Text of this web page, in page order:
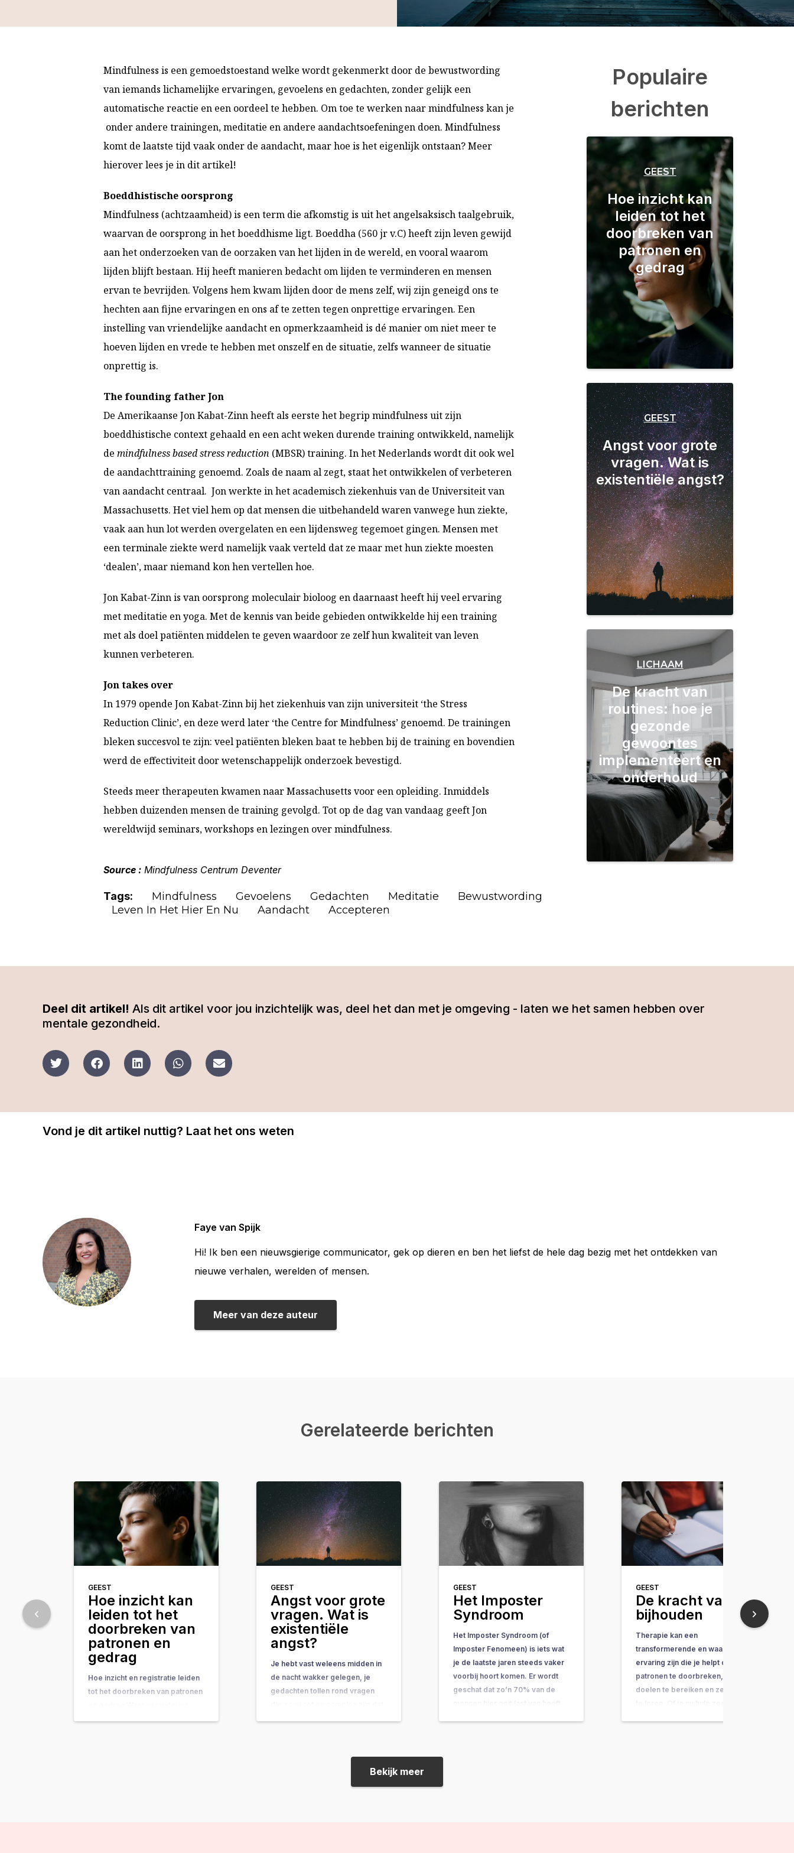
Mindfulness is een gemoedstoestand welke wordt gekenmerkt door de bewustwording
van iemands lichamelijke ervaringen, gevoelens en gedachten, zonder gelijk een
automatische reactie en een oordeel te hebben. Om toe te werken naar mindfulness kan je
onder andere trainingen, meditatie en andere aandachtsoefeningen doen. Mindfulness
komt de laatste tijd vaak onder de aandacht, maar hoe is het eigenlijk ontstaan? Meer
hierover lees je in dit artikel!
Boeddhistische oorsprong
Mindfulness (achtzaamheid) is een term die afkomstig is uit het angelsaksisch taalgebruik,
waarvan de oorsprong in het boeddhisme ligt. Boeddha (560 jr v.C) heeft zijn leven gewijd
aan het onderzoeken van de oorzaken van het lijden in de wereld, en vooral waarom
lijden blijft bestaan. Hij heeft manieren bedacht om lijden te verminderen en mensen
ervan te bevrijden. Volgens hem kwam lijden door de mens zelf, wij zijn geneigd ons te
hechten aan fijne ervaringen en ons af te zetten tegen onprettige ervaringen. Een
instelling van vriendelijke aandacht en opmerkzaamheid is dé manier om niet meer te
hoeven lijden en vrede te hebben met onszelf en de situatie, zelfs wanneer de situatie
onprettig is.
The founding father Jon
De Amerikaanse Jon Kabat-Zinnheeft als eerste het begrip mindfulness uit zijn
boeddhistische context gehaald en een acht weken durende training ontwikkeld, namelijk
de mindfulness based stress reduction (MBSR) training. In het Nederlands wordt dit ook wel
de aandachttraining genoemd. Zoals de naam al zegt, staat het ontwikkelen of verbeteren
van aandacht centraal. Jon werkte in het academisch ziekenhuis van de Universiteit van
Massachusetts. Het viel hem op dat mensen die uitbehandeld waren vanwege hun ziekte,
vaak aan hun lot werden overgelaten en een lijdensweg tegemoet gingen. Mensen met
een terminale ziekte werd namelijk vaak verteld dat ze maar met hun ziekte moesten
‘dealen’, maar niemand kon hen vertellen hoe.
Jon Kabat-Zinn is van oorsprong moleculair bioloog en daarnaast heeft hij veel ervaring
met meditatie en yoga. Met de kennis van beide gebieden ontwikkelde hij een training
met als doel patiënten middelen te geven waardoor ze zelf hun kwaliteit van leven
kunnen verbeteren.
Jon takes over
In 1979 opende Jon Kabat-Zinn bij het ziekenhuis van zijn universiteit ‘the Stress
Reduction Clinic’, en deze werd later ‘the Centre for Mindfulness’ genoemd. De trainingen
bleken succesvol te zijn: veel patiënten bleken baat te hebben bij de training en bovendien
werd de effectiviteit door wetenschappelijk onderzoek bevestigd.
Steeds meer therapeuten kwamen naar Massachusetts voor een opleiding. Inmiddels
hebben duizenden mensen de training gevolgd. Tot op de dag van vandaag geeft Jon
wereldwijd seminars, workshops en lezingen over mindfulness.
Source : Mindfulness Centrum Deventer
Tags: Mindfulness Gevoelens Gedachten Meditatie
Bewustwording
Leven In Het Hier En Nu
Aandacht Accepteren
Populaire
berichten
GEEST
Hoe inzicht kan
leiden tot het
doorbreken van
patronen en
gedrag
GEEST
Angst voor grote
vragen. Wat is
existentiële angst?
LICHAAM
De kracht van
routines: hoe je
gezonde
gewoontes
implementeert en
onderhoud
Deel dit artikel! Als dit artikel voor jou inzichtelijk was, deel het dan met je omgeving - laten we het samen hebben over
mentale gezondheid.
Vond je dit artikel nuttig? Laat het ons weten
Faye van Spijk
Hi! Ik ben een nieuwsgierige communicator, gek op dieren en ben het liefst de hele dag bezig met het ontdekken van
nieuwe verhalen, werelden of mensen.
Meer van deze auteur
Gerelateerde berichten
GEEST
Hoe inzicht kan
leiden tot het
doorbreken van
patronen en
gedrag
Hoe inzicht en registratie leiden
tot het doorbreken van patronen
GEEST
Angst voor grote
vragen. Wat is
existentiële
angst?
Je hebt vast weleens midden in
de nacht wakker gelegen, je
gedachten tollen rond vragen
gebeurt er na de dood?” komen
GEEST
Het Imposter
Syndroom
Het Imposter Syndroom (of
Imposter Fenomeen) is iets wat
je de laatste jaren steeds vaker
voorbij hoort komen. Er wordt
geschat dat zo’n 70% van de
GEEST
De kracht van
bijhouden
Therapie kan een
transformerende en waardevolle
ervaring zijn die je helpt oude
patronen te doorbreken, je
doelen te bereiken en zelfzorg
Bekijk meer